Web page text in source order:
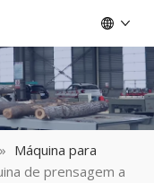
» Máquina para
de prensagem a